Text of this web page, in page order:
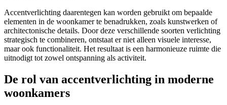
Accentverlichting daarentegen kan worden gebruikt om bepaalde
elementen in de woonkamer te benadrukken, zoals kunstwerken of
architectonische details. Door deze verschillende soorten verlichting
strategisch te combineren, ontstaat er niet alleen visuele interesse,
maar ook functionaliteit. Het resultaat is een harmonieuze ruimte die
uitnodigt tot zowel ontspanning als activiteit.
De rol van accentverlichting in moderne
woonkamers